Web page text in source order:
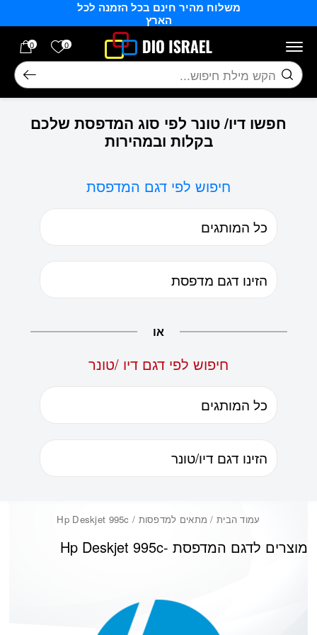
משלוח מהיר חינם בכל הזמנה לכל
הארץ
0 הרשימה
0
חיפוש
חפשו דיו/ טונר לפי סוג המדפסת שלכם
בקלות ובמהירות
חיפוש לפי דגם המדפסת
או
חיפוש לפי דגם דיו /טונר
עמוד הבית / מתאים למדפסות / Hp Deskjet 995c
Hp Deskjet 995cמוצרים לדגם המדפסת -